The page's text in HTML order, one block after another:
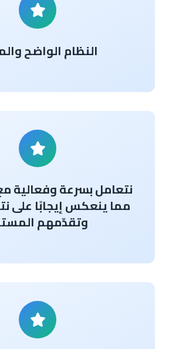
النظام الواضح
نتعامل بسرعة وفعالية
مما ينعكس إيجابًا على
وتقدّمهم